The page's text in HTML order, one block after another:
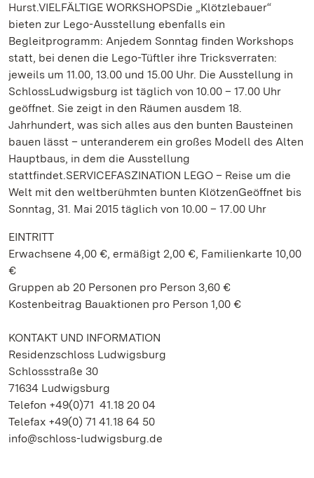
Hurst.VIELFÄLTIGE WORKSHOPSDie „Klötzlebauer“
bieten zur Lego-Ausstellung ebenfalls ein
Begleitprogramm: Anjedem Sonntag finden Workshops
statt, bei denen die Lego-Tüftler ihre Tricksverraten:
jeweils um 11.00, 13.00 und 15.00 Uhr. Die Ausstellung in
SchlossLudwigsburg ist täglich von 10.00 – 17.00 Uhr
geöffnet. Sie zeigt in den Räumen ausdem 18.
Jahrhundert, was sich alles aus den bunten Bausteinen
bauen lässt – unteranderem ein großes Modell des Alten
Hauptbaus, in dem die Ausstellung
stattfindet.SERVICEFASZINATION LEGO – Reise um die
Welt mit den weltberühmten bunten KlötzenGeöffnet bis
Sonntag, 31. Mai 2015 täglich von 10.00 – 17.00 Uhr
EINTRITT
Erwachsene 4,00 €, ermäßigt 2,00 €, Familienkarte 10,00
€
Gruppen ab 20 Personen pro Person 3,60 €
Kostenbeitrag Bauaktionen pro Person 1,00 €
KONTAKT UND INFORMATION
Residenzschloss Ludwigsburg
Schlossstraße 30
71634 Ludwigsburg
Telefon +49(0)71 41.18 20 04
Telefax +49(0) 71 41.18 64 50
info@schloss-ludwigsburg.de